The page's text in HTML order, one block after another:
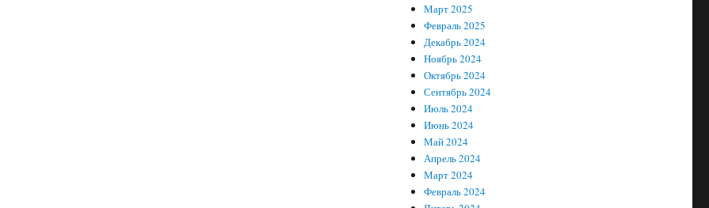
Март 2025
Февраль 2025
Декабрь 2024
Ноябрь 2024
Октябрь 2024
Сентябрь 2024
Июль 2024
Июнь 2024
Май 2024
Апрель 2024
Март 2024
Февраль 2024